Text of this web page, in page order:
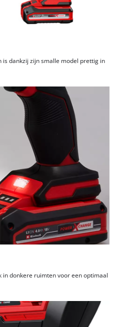
uw toestemming nodig om
Maps dienst te laden!
is not permitted to load due
are not disclosed to the
owner needs to setup
their CMP to add this content
of technologies used.
byUsercentrics Consent
Platform
is dankzij zijn smalle model prettig in
donkere ruimten voor een optimaal